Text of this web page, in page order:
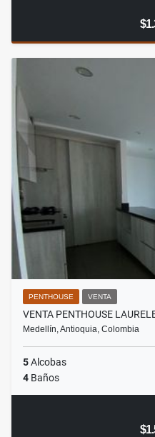
PENTHOUSE VENTA
VENTA PENTHOUSE
Medellín, Antioquia, Colombia
5Alcobas
4 Baños